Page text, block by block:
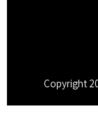
Copyright